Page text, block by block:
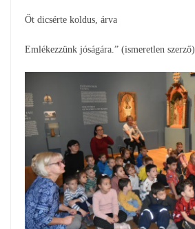
Őt dicsérte koldus, árva
Emlékezzünk jóságára.” (ismeretlen szerző)